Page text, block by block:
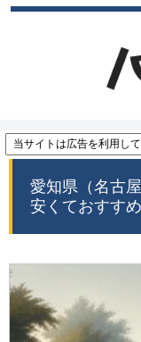
当サイトは広告を利用して
愛知県（名古
安くておすす